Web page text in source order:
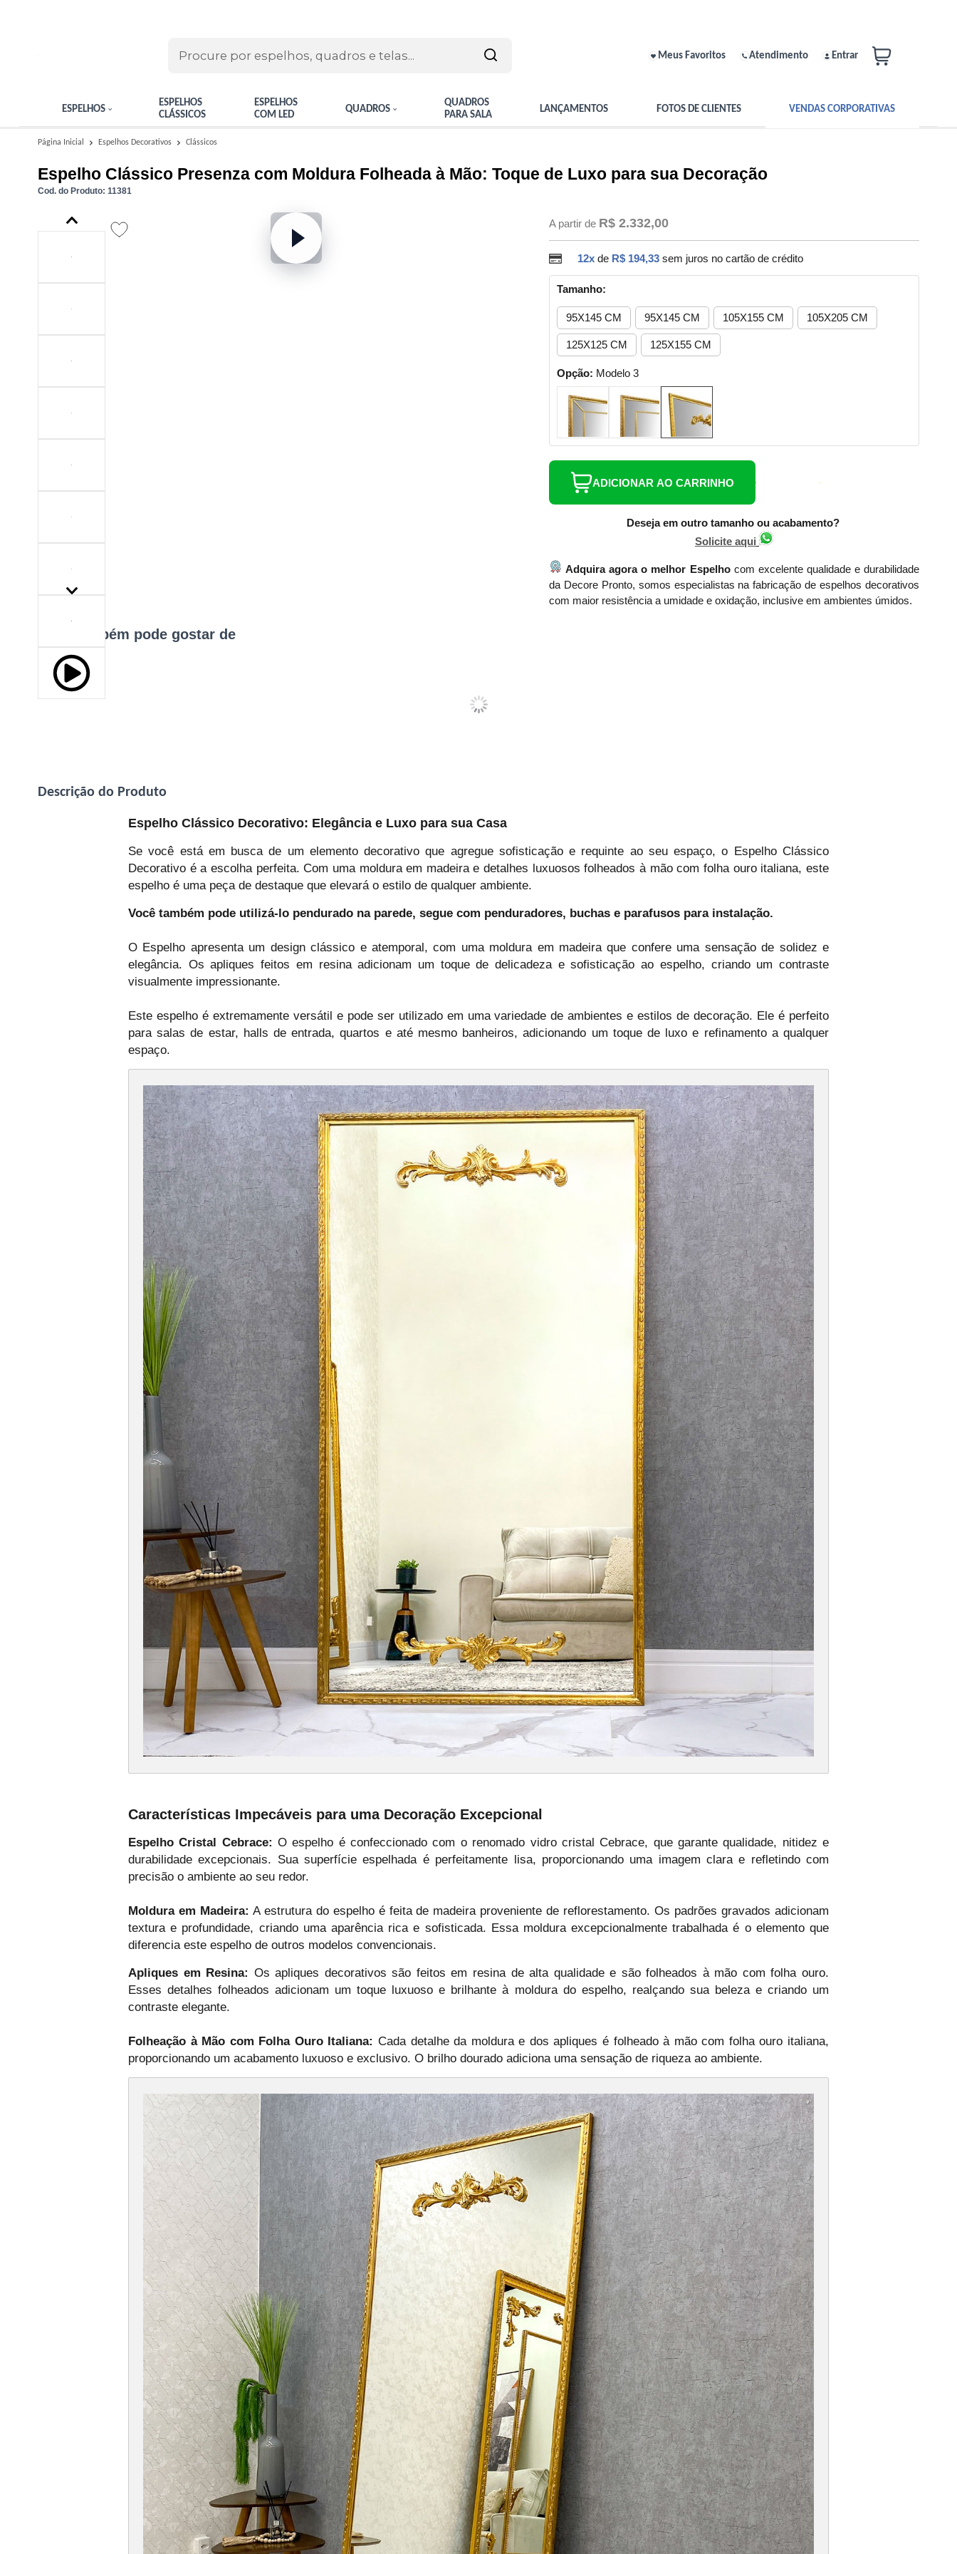
Meus Favoritos Atendimento Entrar
ESPELHOS
ESPELHOS
CLÁSSICOS
ESPELHOS
COM LED
QUADROS
QUADROS
PARA SALA
LANÇAMENTOS FOTOS DE CLIENTES VENDAS CORPORATIVAS
Página Inicial Espelhos Decorativos Clássicos
Espelho Clássico Presenza com Moldura Folheada à Mão: Toque de Luxo para sua Decoração
Cod. do Produto: 11381
A partir de R$ 2.332,00
12x de R$ 194,33 sem juros no cartão de crédito
Tamanho:
95X145 CM 95X145 CM 105X155 CM 105X205 CM
125X125 CM 125X155 CM
Opção: Modelo 3
ADICIONAR AO CARRINHO
Deseja em outro tamanho ou acabamento?
Solicite aqui
Adquira agora o melhor Espelhocom excelente qualidade e durabilidade
da Decore Pronto, somos especialistas na fabricação de espelhos decorativos
com maior resistência a umidade e oxidação, inclusive em ambientes úmidos.
Você também pode gostar de
Descrição do Produto
Espelho Clássico Decorativo: Elegância e Luxo para sua Casa
Se você está em busca de um elemento decorativo que agregue sofisticação e requinte ao seu espaço, o Espelho Clássico
Decorativo é a escolha perfeita. Com uma moldura em madeira e detalhes luxuosos folheados à mão com folha ouro italiana, este
espelho é uma peça de destaque que elevará o estilo de qualquer ambiente.
Você também pode utilizá-lo pendurado na parede, segue com penduradores, buchas e parafusos para instalação.
O Espelho apresenta um design clássico e atemporal, com uma moldura em madeira que confere uma sensação de solidez e
elegância. Os apliques feitos em resina adicionam um toque de delicadeza e sofisticação ao espelho, criando um contraste
visualmente impressionante.
Este espelho é extremamente versátil e pode ser utilizado em uma variedade de ambientes e estilos de decoração. Ele é perfeito
para salas de estar, halls de entrada, quartos e até mesmo banheiros, adicionando um toque de luxo e refinamento a qualquer
espaço.
Características Impecáveis para uma Decoração Excepcional
Espelho Cristal Cebrace: O espelho é confeccionado com o renomado vidro cristal Cebrace, que garante qualidade, nitidez e
durabilidade excepcionais. Sua superfície espelhada é perfeitamente lisa, proporcionando uma imagem clara e refletindo com
precisão o ambiente ao seu redor.
Moldura em Madeira: A estrutura do espelho é feita de madeira proveniente de reflorestamento. Os padrões gravados adicionam
textura e profundidade, criando uma aparência rica e sofisticada. Essa moldura excepcionalmente trabalhada é o elemento que
diferencia este espelho de outros modelos convencionais.
Apliques em Resina: Os apliques decorativos são feitos em resina de alta qualidade e são folheados à mão com folha ouro.
Esses detalhes folheados adicionam um toque luxuoso e brilhante à moldura do espelho, realçando sua beleza e criando um
contraste elegante.
Folheação à Mão com Folha Ouro Italiana: Cada detalhe da moldura e dos apliques é folheado à mão com folha ouro italiana,
proporcionando um acabamento luxuoso e exclusivo. O brilho dourado adiciona uma sensação de riqueza ao ambiente.